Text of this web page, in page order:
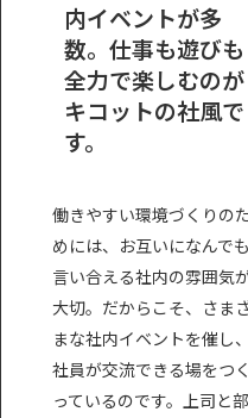
内イベントが多
数。仕事も遊びも
全力で楽しむのが
キコットの社風で
す。
働きやすい環境づくりの
めには、お互いになんでも
言い合える社内の雰囲気
大切。だからこそ、さま
まな社内イベントを催し、
社員が交流できる場をつく
っているのです。上司と部